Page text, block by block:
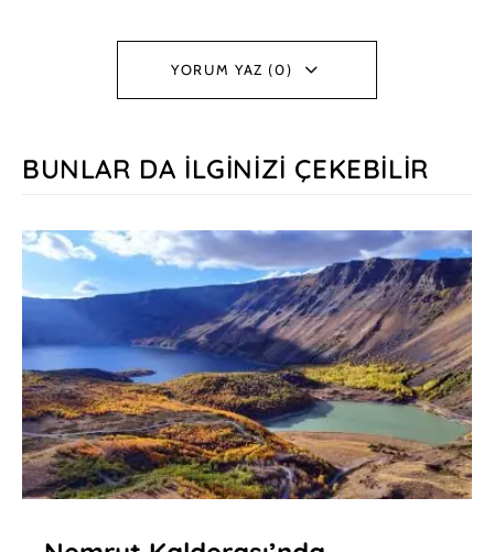
YORUM YAZ (0)
BUNLAR DA İLGINIZI ÇEKEBILIR